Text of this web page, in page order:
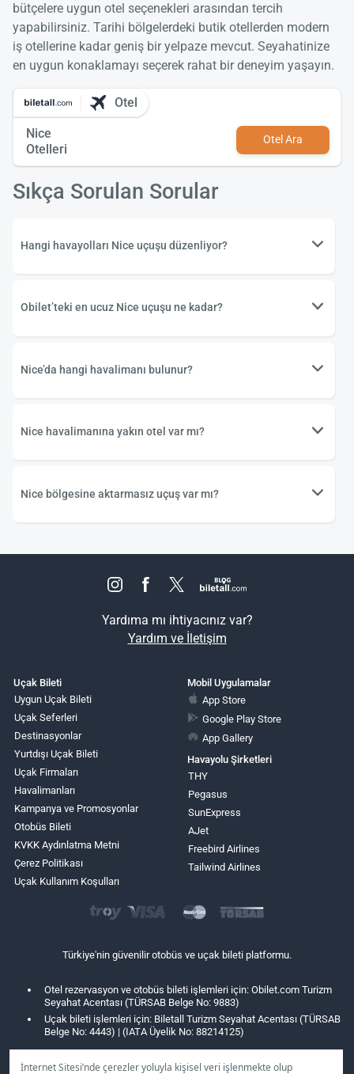
İnternet Sitesi’nde çerezler yoluyla kişisel veri işlenmekte olup
bütçelere uygun otel seçenekleri arasından tercih
yapabilirsiniz. Tarihi bölgelerdeki butik otellerden modern
iş otellerine kadar geniş bir yelpaze mevcut. Seyahatinize
en uygun konaklamayı seçerek rahat bir deneyim yaşayın.
Otel
Nice
Otelleri
Otel Ara
Sıkça Sorulan Sorular
Hangi havayolları Nice uçuşu düzenliyor?
Obilet’teki en ucuz Nice uçuşu ne kadar?
Nice’da hangi havalimanı bulunur?
Nice havalimanına yakın otel var mı?
Nice bölgesine aktarmasız uçuş var mı?
Yardıma mı ihtiyacınız var?
Yardım ve İletişim
Uçak Bileti
Uygun Uçak Bileti
Uçak Seferleri
Destinasyonlar
Yurtdışı Uçak Bileti
Uçak Firmaları
Havalimanları
Kampanya ve Promosyonlar
Otobüs Bileti
KVKK Aydınlatma Metni
Çerez Politikası
Uçak Kullanım Koşulları
Mobil Uygulamalar
App Store
Google Play Store
App Gallery
Havayolu Şirketleri
THY
Pegasus
SunExpress
AJet
Freebird Airlines
Tailwind Airlines
Türkiye'nin güvenilir otobüs ve uçak bileti platformu.
Otel rezervasyon ve otobüs bileti işlemleri için: Obilet.com Turizm
Seyahat Acentası (TÜRSAB Belge No: 9883)
Uçak bileti işlemleri için: Biletall Turizm Seyahat Acentası (TÜRSAB
Belge No: 4443) | (IATA Üyelik No: 88214125)